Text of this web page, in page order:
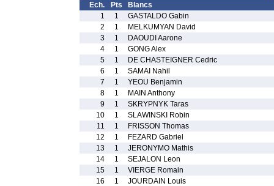
Ech. Pts
Blancs
1
1
GASTALDO Gabin
2
1
MELKUMYAN David
3
1
DAOUDI Aarone
4
1
GONG Alex
5
1
DE CHASTEIGNER Cedric
6
1
SAMAI Nahil
7
1
YEOU Benjamin
8
1
MAIN Anthony
9
1
SKRYPNYK Taras
10
1
SLAWINSKI Robin
11
1
FRISSON Thomas
12
1
FEZARD Gabriel
13
1
JERONYMO Mathis
14
1
SEJALON Leon
15
1
VIERGE Romain
16
1
JOURDAIN Louis